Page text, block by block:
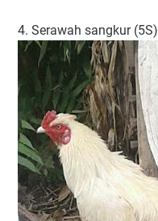
4. Serawah sangkur (5S)